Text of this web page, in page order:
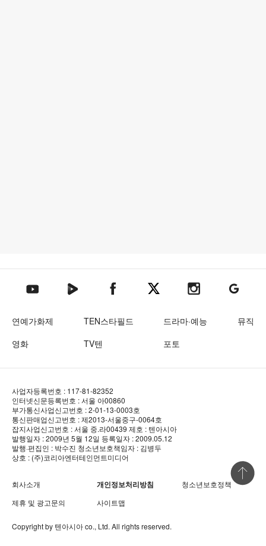
텐아시아 유튜브텐아시아 네이버TV텐아시아 페이스북텐아시아 엑스텐아시아 인스타그램
텐아시아
연예가화제 TEN스타필드 드라마·예능
뮤직
영화
TV텐 포토
사업자등록번호 : 117-81-82352
인터넷신문등록번호 : 서울 아00860
부가통신사업신고번호 : 2-01-13-0003호
통신판매업신고번호 : 제2013-서울중구-0064호
잡지사업신고번호 : 서울 중.라00439 제호 : 텐아시아
발행일자 : 2009년 5월 12일 등록일자 : 2009.05.12
발행·편집인 : 박수진 청소년보호책임자 : 김병두
상호 : (주)코리아엔터테인먼트미디어
회사소개 개인정보처리방침
청소년보호정책
제휴 및 광고문의
사이트맵
Copyright by 텐아시아co., Ltd. All rights reserved.
상단 바로